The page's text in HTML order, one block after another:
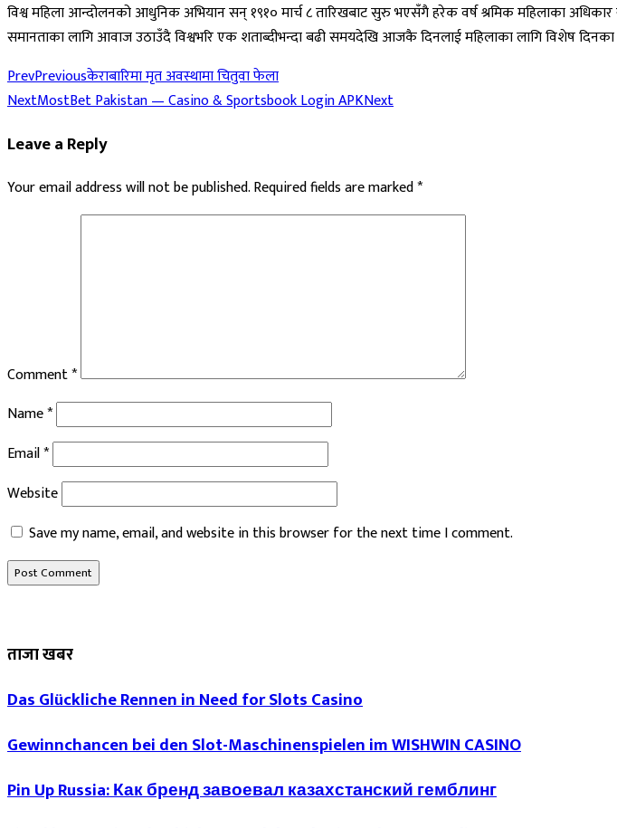
विश्व महिला आन्दोलनको आधुनिक अभियान सन् १९१० मार्च ८ तारिखबाट सुरु भएसँगै हरेक वर्ष श्रमिक महिलाका
समानताका लागि आवाज उठाउँदै विश्वभरि एक शताब्दीभन्दा बढी समयदेखि आजकै दिनलाई महिलाका लागि विशेष
PrevPreviousकेराबारिमा मृत अवस्थामा चितुवा फेला
NextMostBet Pakistan — Casino & Sportsbook Login APKNext
Leave a Reply
Your email address will not be published.Required fields are marked*
Comment*
Name*
Email*
Website
Save my name, email, and website in this browser for the next time I comment.
ताजा खबर
Das Glückliche Rennen in Need for Slots Casino
Gewinnchancen bei den Slot-Maschinenspielen im WISHWIN CASINO
Pin Up Russia: Как бренд завоевал казахстанский гемблинг